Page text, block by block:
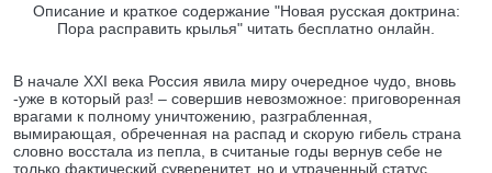
Описание и краткое содержание "Новая русская доктрина:
Пора расправить крылья" читать бесплатно онлайн.
В начале XXI века Россия явила миру очередное чудо, вновь
-уже в который раз! – совершив невозможное: приговоренная
врагами к полному уничтожению, разграбленная,
вымирающая, обреченная на распад и скорую гибель страна
словно восстала из пепла, в считаные годы вернув себе не
только фактический суверенитет, но и утраченный статус